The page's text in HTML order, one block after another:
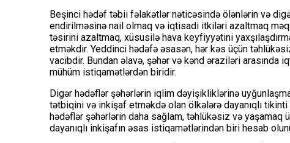
Beşinci hədəf təbii fəlakətlər nəticəsində ölənlərin və
endirilməsinə nail olmaq və iqtisadi itkiləri azaltmaq
təsirini azaltmaq, xüsusilə hava keyfiyyətini
etməkdir. Yeddinci hədəfə əsasən, hər kəs üçün
vacibdir. Bundan əlavə, şəhər və kənd əraziləri
mühüm istiqamətlərdən biridir.
Digər hədəflər şəhərlərin iqlim dəyişikliklərinə
tətbiqini və inkişaf etməkdə olan ölkələrə dayanıqlı
hədəflər şəhərlərin daha sağlam, təhlükəsiz və
dayanıqlı inkişafın əsas istiqamətlərindən biri hesab